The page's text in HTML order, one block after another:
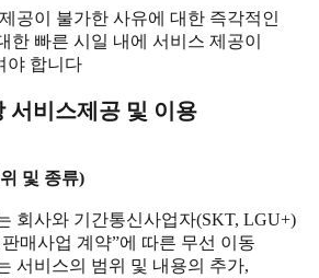
공이 불가한 사유에 대한 즉각적인
한 빠른 시일 내에 서비스 제공이
야 합니다
서비스제공 및 이용
및 종류)
회사와 기간통신사업자(SKT, LGU+)
매사업 계약”에 따른 무선 이동
서비스의 범위 및 내용의 추가,